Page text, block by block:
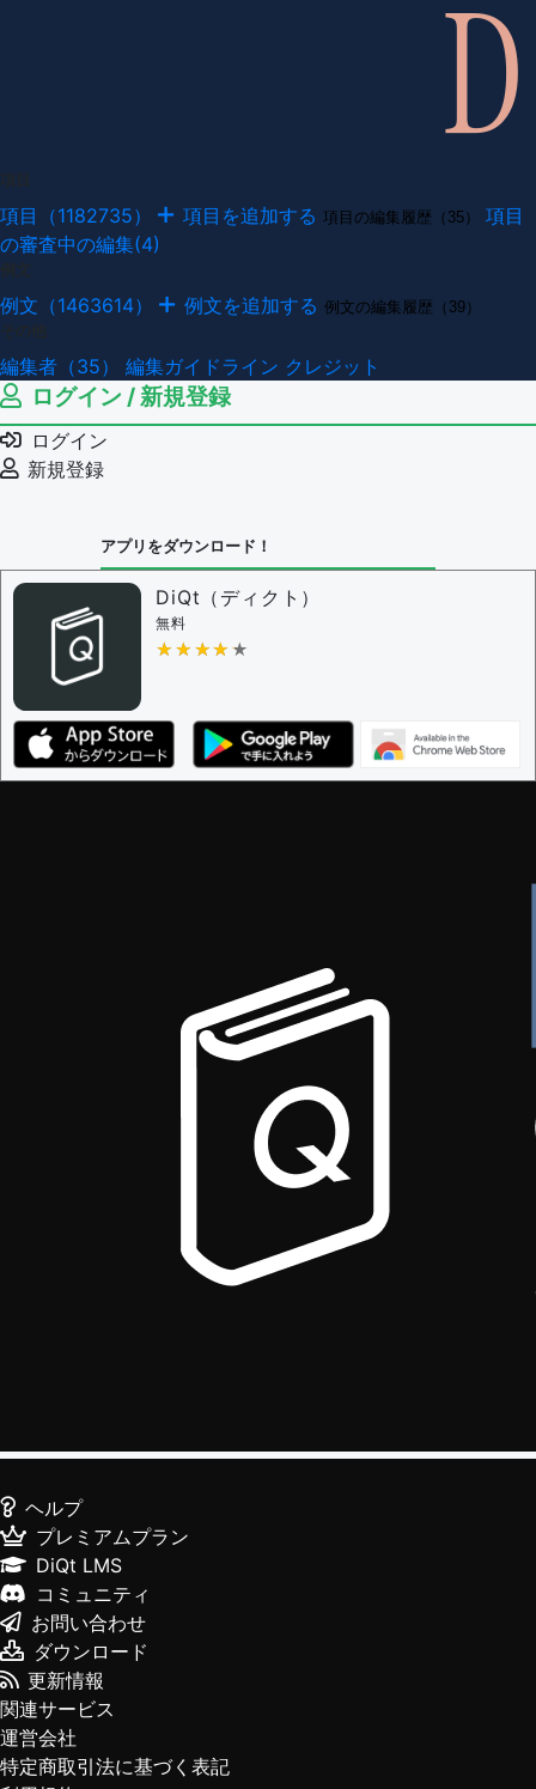
項目（1182735） 項目を追加する 項目の編集履歴（35）
項目
の審査中の編集(4)
例文（1463614） 例文を追加する 例文の編集履歴（39）
編集者（35） 編集ガイドライン クレジット
ログイン / 新規登録
ログイン
新規登録
アプリをダウンロード！
DiQt（ディクト）
無料
★★★★★
★★★★★
ヘルプ
プレミアムプラン
DiQt LMS
コミュニティ
お問い合わせ
ダウンロード
更新情報
関連サービス
運営会社
特定商取引法に基づく表記